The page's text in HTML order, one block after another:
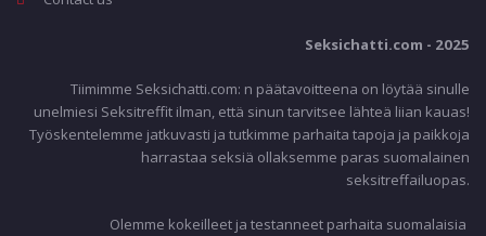
Seksichatti.com - 2025
Tiimimme Seksichatti.com: n päätavoitteena on löytää sinulle
unelmiesi Seksitreffit ilman, että sinun tarvitsee lähteä liian kauas!
Työskentelemme jatkuvasti ja tutkimme parhaita tapoja ja paikkoja
harrastaa seksiä ollaksemme paras suomalainen
seksitreffailuopas.
Olemme kokeilleet ja testanneet parhaita suomalaisia ​​